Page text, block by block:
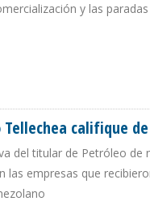
y las
califique
del titular de Petróleo de
las empresas que